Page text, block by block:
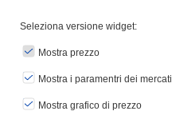
Seleziona versione widget:
Mostra prezzo
Mostra i paramentri dei mercati
Mostra grafico di prezzo